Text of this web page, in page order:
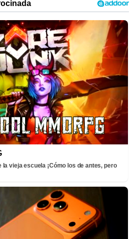
la vieja escuela ¡Cómo los de antes, pero